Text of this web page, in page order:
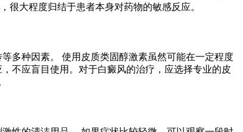
，很大程度归结于患者本身对药物的敏感反应。
多种因素。 使用皮质类固醇激素虽然可能在一定程度
不应盲目使用。对于白癜风的治疗，应选择专业的皮